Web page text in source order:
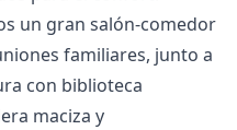
un gran salón-comedor
familiares, junto a
con biblioteca
maciza y